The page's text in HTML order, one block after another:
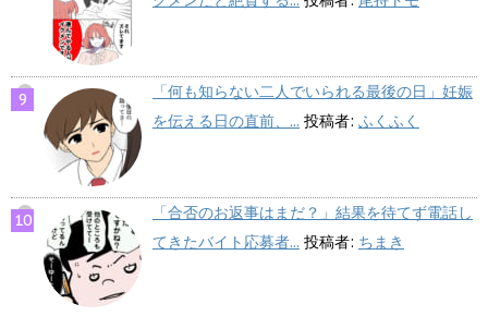
「何も知らない二人でいられる最後の日」妊娠
を伝える日の直前、... 投稿者: ふくふく
「合否のお返事はまだ？」結果を待てず電話し
てきたバイト応募者... 投稿者: ちまき